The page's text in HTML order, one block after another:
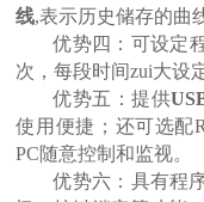
线,表示历史储存的曲
优势四：可设定
次，每段时间zui大设
优势五：提供
使用便捷；还可选配
PC随意控制和监视。
优势六：具有程